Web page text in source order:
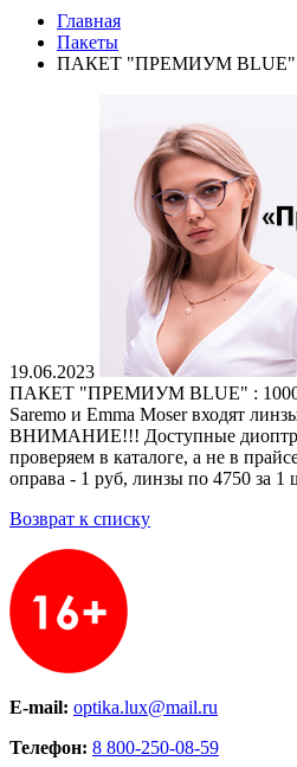
Главная
Пакеты
ПАКЕТ "ПРЕМИУМ BLUE" :
19.06.2023
ПАКЕТ "ПРЕМИУМ BLUE" : 10000
Saremo и Emma Moser входят
ВНИМАНИЕ!!! Доступные
проверяем в каталоге, а не в
оправа - 1 руб, линзы по 4750 за 1
Возврат к списку
E-mail: optika.lux@mail.ru
Телефон: 8 800-250-08-59